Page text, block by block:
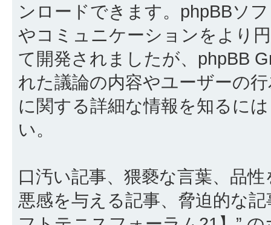
ンロードできます。phpBBソ
やコミュニケーションをより
て開発されましたが、phpBB
れた議論の内容やユーザーの
に関する詳細な情報を知るに
い。
口汚い記事、猥褻な言葉、品
悪感を与える記事、脅迫的な